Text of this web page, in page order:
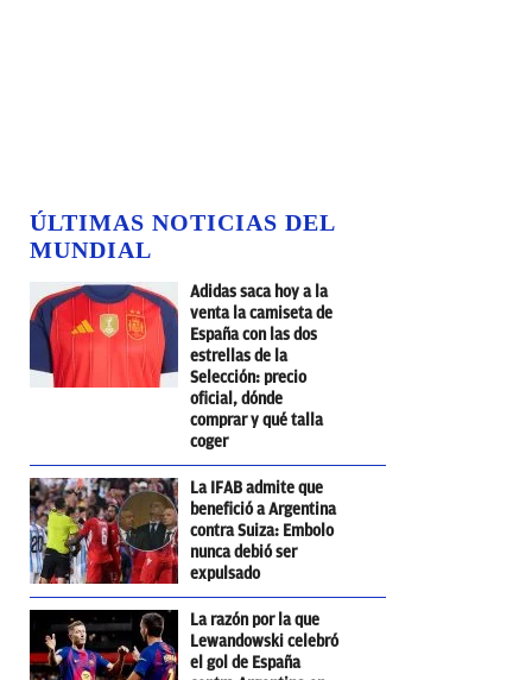
ÚLTIMAS NOTICIAS DEL
MUNDIAL
Adidas saca hoy a la
venta la camiseta de
España con las dos
estrellas de la
Selección: precio
oficial, dónde
comprar y qué talla
coger
La IFAB admite que
benefició a Argentina
contra Suiza: Embolo
nunca debió ser
expulsado
La razón por la que
Lewandowski celebró
el gol de España